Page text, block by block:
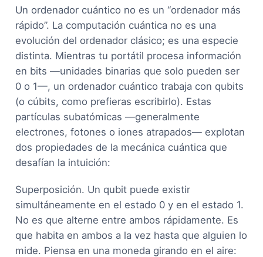
Un ordenador cuántico no es un “ordenador más
rápido”. La computación cuántica no es una
evolución del ordenador clásico; es una especie
distinta. Mientras tu portátil procesa información
en bits —unidades binarias que solo pueden ser
0 o 1—, un ordenador cuántico trabaja con qubits
(o cúbits, como prefieras escribirlo). Estas
partículas subatómicas —generalmente
electrones, fotones o iones atrapados— explotan
dos propiedades de la mecánica cuántica que
desafían la intuición:
Superposición. Un qubit puede existir
simultáneamente en el estado 0 y en el estado 1.
No es que alterne entre ambos rápidamente. Es
que habita en ambos a la vez hasta que alguien lo
mide. Piensa en una moneda girando en el aire: